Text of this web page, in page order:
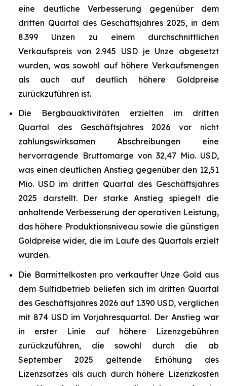
eine deutliche Verbesserung gegenüber dem
dritten Quartal des Geschäftsjahres 2025, in dem
8.399 Unzen zu einem durchschnittlichen
Verkaufspreis von 2.945 USD je Unze abgesetzt
wurden, was sowohl auf höhere Verkaufsmengen
als auch auf deutlich höhere Goldpreise
zurückzuführen ist.
Die Bergbauaktivitäten erzielten im dritten
Quartal des Geschäftsjahres 2026 vor nicht
zahlungswirksamen Abschreibungen eine
hervorragende Bruttomarge von 32,47 Mio. USD,
was einen deutlichen Anstieg gegenüber den 12,51
Mio. USD im dritten Quartal des Geschäftsjahres
2025 darstellt. Der starke Anstieg spiegelt die
anhaltende Verbesserung der operativen Leistung,
das höhere Produktionsniveau sowie die günstigen
Goldpreise wider, die im Laufe des Quartals erzielt
wurden.
Die Barmittelkosten pro verkaufter Unze Gold aus
dem Sulfidbetrieb beliefen sich im dritten Quartal
des Geschäftsjahres 2026 auf 1.390 USD, verglichen
mit 874 USD im Vorjahresquartal. Der Anstieg war
in erster Linie auf höhere Lizenzgebühren
zurückzuführen, die sowohl durch die ab
September 2025 geltende Erhöhung des
Lizenzsatzes als auch durch höhere Lizenzkosten